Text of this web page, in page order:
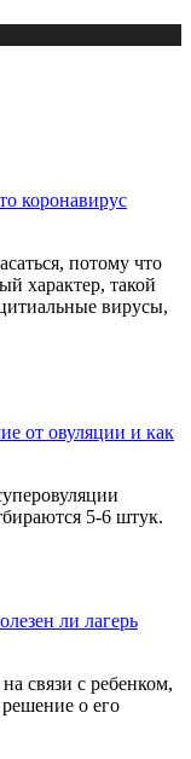
коронавирус
потому что
характер, такой
вирусы,
от овуляции и как
5-6 штук.
ли лагерь
связи с ребенком,
о его